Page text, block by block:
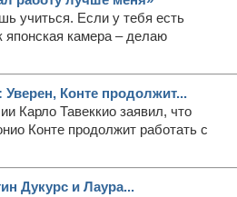
учиться. Если у тебя есть
камера – делаю
Конте продолжит...
Карло Тавеккио заявил, что
Конте продолжит работать с
Дукурс и Лаура...